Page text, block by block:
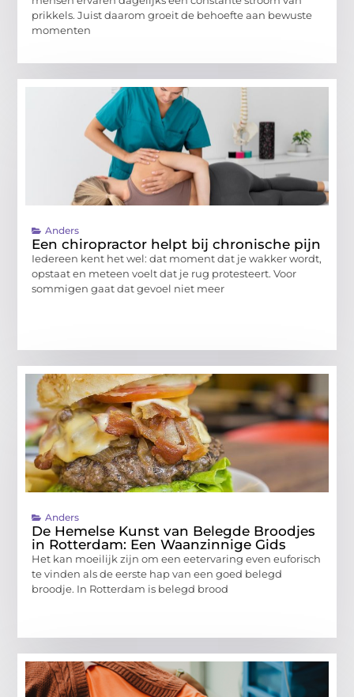
prikkels. Juist daarom groeit de behoefte aan bewuste
momenten
Anders
Een chiropractor helpt bij chronische pijn
Iedereen kent het wel: dat moment dat je wakker wordt,
opstaat en meteen voelt dat je rug protesteert. Voor
sommigen gaat dat gevoel niet meer
Anders
De Hemelse Kunst van Belegde Broodjes
in Rotterdam: Een Waanzinnige Gids
Het kan moeilijk zijn om een eetervaring even euforisch
te vinden als de eerste hap van een goed belegd
broodje. In Rotterdam is belegd brood